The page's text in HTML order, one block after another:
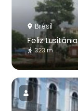
Brésil
Feliz Lusitânia
323 m